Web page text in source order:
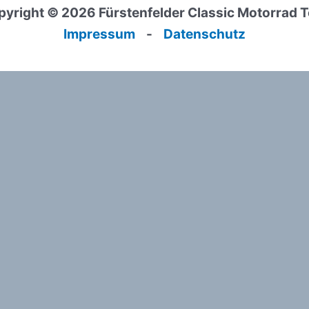
© 2026 Fürstenfelder Classic Motorrad
Impressum - Datenschutz